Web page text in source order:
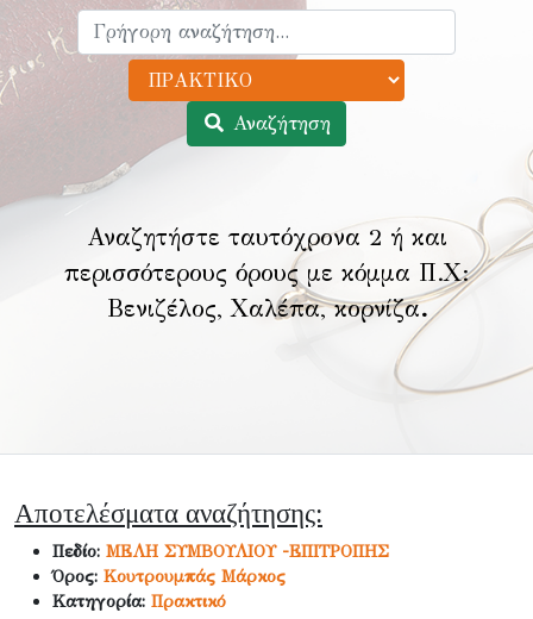
Αναζήτηση
Αναζητήστε ταυτόχρονα 2 ή και
περισσότερους όρους με κόμμα Π.Χ:
Βενιζέλος, Χαλέπα, κορνίζα.
Αποτελέσματα αναζήτησης:
Πεδίο: ΜΕΛΗ ΣΥΜΒΟΥΛΙΟΥ -ΕΠΙΤΡΟΠΗΣ
Όρος: Κουτρουμπάς Μάρκος
Κατηγορία: Πρακτικό